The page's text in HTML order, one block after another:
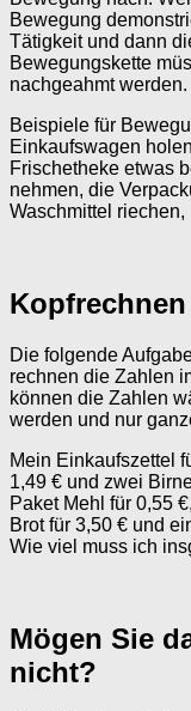
Bewegung
Tätigkeit und dann
Bewegungskette
nachgeahmt werden.
Beispiele für
Einkaufswagen
Frischetheke etwas
nehmen, die
Waschmittel
Kopfrechnen
Die folgende
rechnen die Zahlen
können die Zahlen
werden und nur
Mein Einkaufszettel
1,49 € und zwei
Paket Mehl für 0,55
Brot für 3,50 € und
Wie viel muss ich
Mögen Sie
nicht?